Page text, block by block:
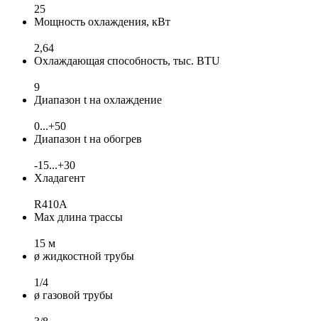
25
Мощность охлаждения, кВт
2,64
Охлаждающая способность, тыс. BTU
9
Диапазон t на охлаждение
0...+50
Диапазон t на обогрев
-15...+30
Хладагент
R410A
Max длина трассы
15 м
ø жидкостной трубы
1/4
ø газовой трубы